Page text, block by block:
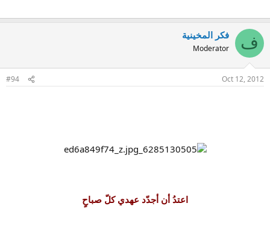
ف فكر المخينية
Moderator
Oct 12, 2012
#94
اعتدُ أن أجدّد عهدي كلّ صباحٍ